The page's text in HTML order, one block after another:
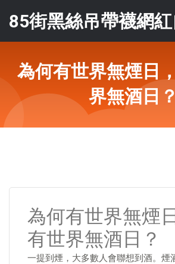
85街黑絲吊帶襪網
為何有世界無煙日
界無酒日？
為何有世界無煙
有世界無酒日？
一提到煙，大多數人會聯想到酒。煙